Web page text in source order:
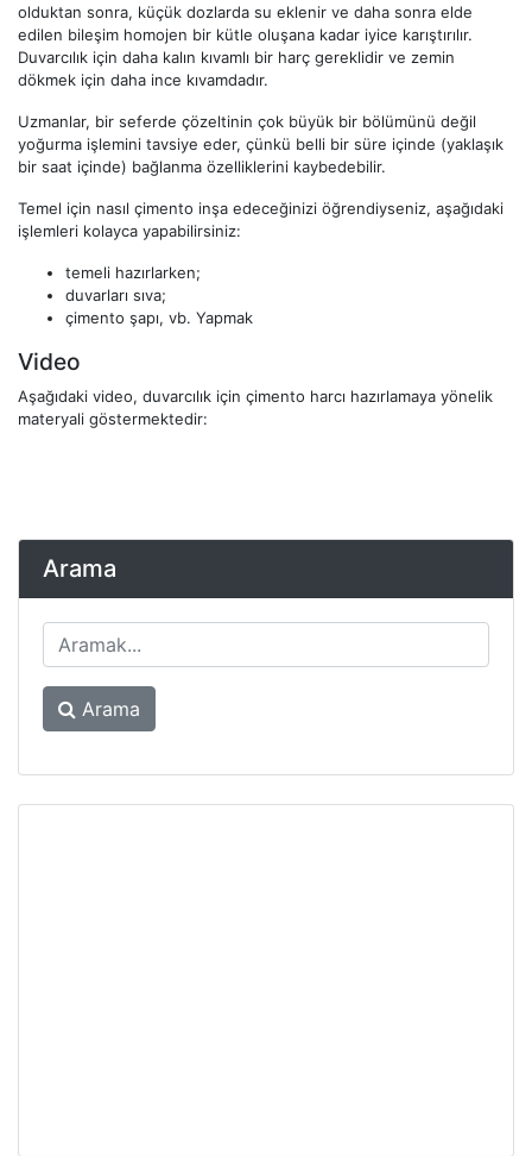
olduktan sonra, küçük dozlarda su eklenir ve daha sonra elde
edilen bileşim homojen bir kütle oluşana kadar iyice karıştırılır.
Duvarcılık için daha kalın kıvamlı bir harç gereklidir ve zemin
dökmek için daha ince kıvamdadır.
Uzmanlar, bir seferde çözeltinin çok büyük bir bölümünü değil
yoğurma işlemini tavsiye eder, çünkü belli bir süre içinde (yaklaşık
bir saat içinde) bağlanma özelliklerini kaybedebilir.
Temel için nasıl çimento inşa edeceğinizi öğrendiyseniz, aşağıdaki
işlemleri kolayca yapabilirsiniz:
temeli hazırlarken;
duvarları sıva;
çimento şapı, vb. Yapmak
Video
Aşağıdaki video, duvarcılık için çimento harcı hazırlamaya yönelik
materyali göstermektedir:
Arama
Arama